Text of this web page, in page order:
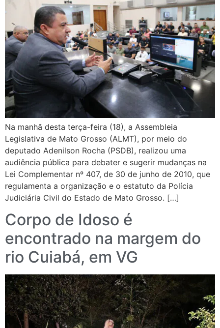
Na manhã desta terça-feira (18), a Assembleia
Legislativa de Mato Grosso (ALMT), por meio do
deputado Adenilson Rocha (PSDB), realizou uma
audiência pública para debater e sugerir mudanças na
Lei Complementar nº 407, de 30 de junho de 2010, que
regulamenta a organização e o estatuto da Polícia
Judiciária Civil do Estado de Mato Grosso. […]
Corpo de Idoso é
encontrado na margem do
rio Cuiabá, em VG